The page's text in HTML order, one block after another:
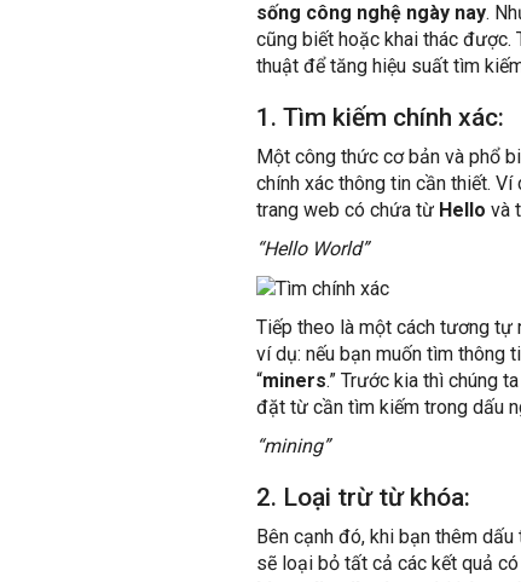
sống công nghệ ngày nay.
cũng biết hoặc khai thác được.
thuật để tăng hiệu suất tìm
1. Tìm kiếm chính xác:
Một công thức cơ bản và phổ
chính xác thông tin cần thiết.
trang web có chứa từ Hello và
“Hello World”
Tiếp theo là một cách tương tự
ví dụ: nếu bạn muốn tìm thông
“miners.” Trước kia thì chúng
đặt từ cần tìm kiếm trong dấu
“mining”
2. Loại trừ từ khóa:
Bên cạnh đó, khi bạn thêm
sẽ loại bỏ tất cả các kết quả